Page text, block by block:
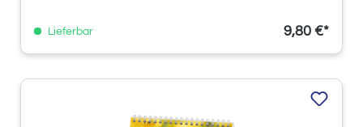
Lieferbar 9,80 €*